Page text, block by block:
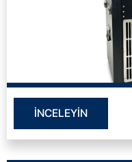
İNCELEYİN